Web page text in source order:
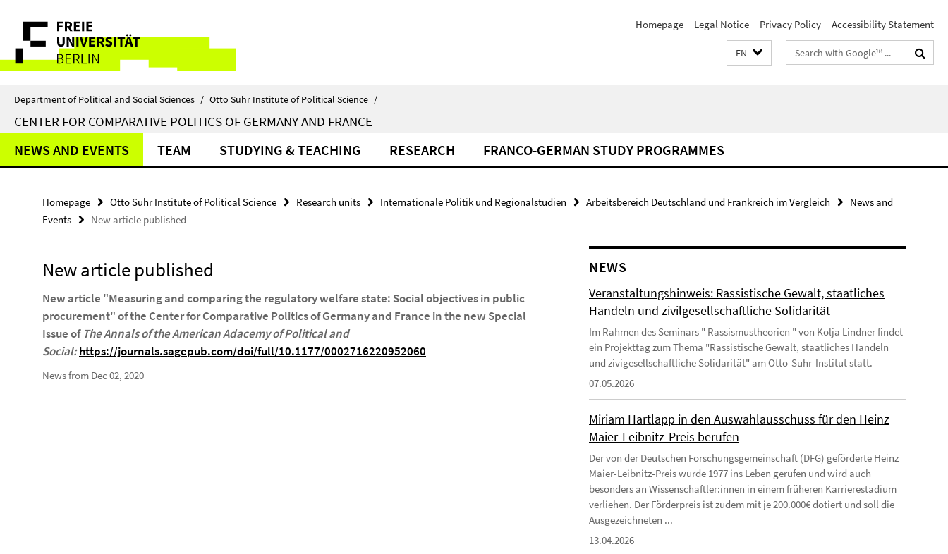
direkt
Inhalt
Service
Navigation
Homepage Legal Notice Privacy Policy Accessibility Statement
EN
Search
terms
Department of Political and Social Sciences / Otto Suhr Institute of Political Science /
CENTER FOR COMPARATIVE POLITICS OF GERMANY AND FRANCE
NEWS AND EVENTS TEAM STUDYING & TEACHING RESEARCH FRANCO-GERMAN STUDY PROGRAMMES
Homepage Otto Suhr Institute of Political Science Research units Internationale Politik und Regionalstudien Arbeitsbereich Deutschland und Frankreich im Vergleich
News and
Events
New article published
New article published
New article "Measuring and comparing the regulatory welfare state: Social objectives in public
procurement" of the Center for Comparative Politics of Germany and France in the new Special
Issue of The Annals of the American Adacemy of Political and
Social:https://journals.sagepub.com/doi/full/10.1177/0002716220952060
News from Dec 02, 2020
NEWS
Veranstaltungshinweis: Rassistische Gewalt, staatliches
Handeln und zivilgesellschaftliche Solidarität
Im Rahmen des Seminars " Rassismustheorien " von Kolja Lindner findet
ein Projekttag zum Thema "Rassistische Gewalt, staatliches Handeln
und zivigesellschaftliche Solidarität" am Otto-Suhr-Institut statt.
07.05.2026
Miriam Hartlapp in den Auswahlausschuss für den Heinz
Maier-Leibnitz-Preis berufen
Der von der Deutschen Forschungsgemeinschaft (DFG) geförderte Heinz
Maier-Leibnitz-Preis wurde 1977 ins Leben gerufen und wird auch
besonders an Wissenschaftler:innen in einem früheren Karrierestadium
verliehen. Der Förderpreis ist zudem mit je 200.000€ dotiert und soll die
Ausgezeichneten ...
13.04.2026